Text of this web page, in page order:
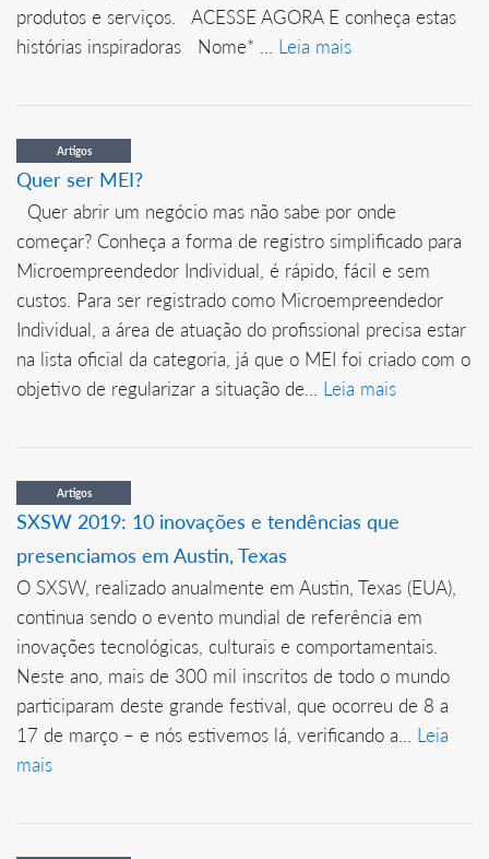
produtos e serviços. ACESSE AGORA E conheça estas
histórias inspiradoras Nome* ... Leia mais
Artigos
Quer ser MEI?
Quer abrir um negócio mas não sabe por onde
começar? Conheça a forma de registro simplificado para
Microempreendedor Individual, é rápido, fácil e sem
custos. Para ser registrado como Microempreendedor
Individual, a área de atuação do profissional precisa estar
na lista oficial da categoria, já que o MEI foi criado com o
objetivo de regularizar a situação de... Leia mais
Artigos
SXSW 2019: 10 inovações e tendências que
presenciamos em Austin, Texas
O SXSW, realizado anualmente em Austin, Texas (EUA),
continua sendo o evento mundial de referência em
inovações tecnológicas, culturais e comportamentais.
Neste ano, mais de 300 mil inscritos de todo o mundo
participaram deste grande festival, que ocorreu de 8 a
17 de março – e nós estivemos lá, verificando a... Leia
mais